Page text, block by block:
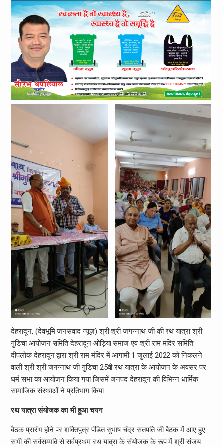
देहरादून, (देवभूमि जनसंवाद न्यूज़) श्री श्री जगन्नाथ जी की रथ यात्रा श्री
गुंडिचा आयोजन समिति देहरादून ओड़िया समाज एवं श्री राम मंदिर समिति
दीपलोक देहरादून द्वारा श्री राम मंदिर में आगामी 1 जुलाई 2022 को निकलने
वाली श्री श्री जगन्नाथ जी गुडिंचा 25वी रथ यात्रा के आयोजन के अवसर पर
धर्म सभा का आयोजन किया गया जिसमें जनपद देहरादून की विभिन्न धार्मिक
सामाजिक संस्थाओं ने प्रतिभाग किया
रथ यात्रा संयोजक का भी हुआ चयन
बैठक प्रारंभ होने पर शक्तिपुत्र पंडित सुभाष चंद्र सतपति जी बैठक में आए हुए
सभी की सर्वसम्मति से सर्वप्रथम रथ यात्रा के संयोजक के रूप में श्री संजय